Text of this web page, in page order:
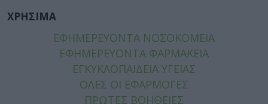
ΧΡΗΣΙΜΑ
ΕΦΗΜΕΡΕΥΟΝΤΑ ΝΟΣΟΚΟΜΕΙΑ
ΕΦΗΜΕΡΕΥΟΝΤΑ ΦΑΡΜΑΚΕΙΑ
ΕΓΚΥΚΛΟΠΑΙΔΕΙΑ ΥΓΕΙΑΣ
ΟΛΕΣ ΟΙ ΕΦΑΡΜΟΓΕΣ
ΠΡΩΤΕΣ ΒΟΗΘΕΙΕΣ